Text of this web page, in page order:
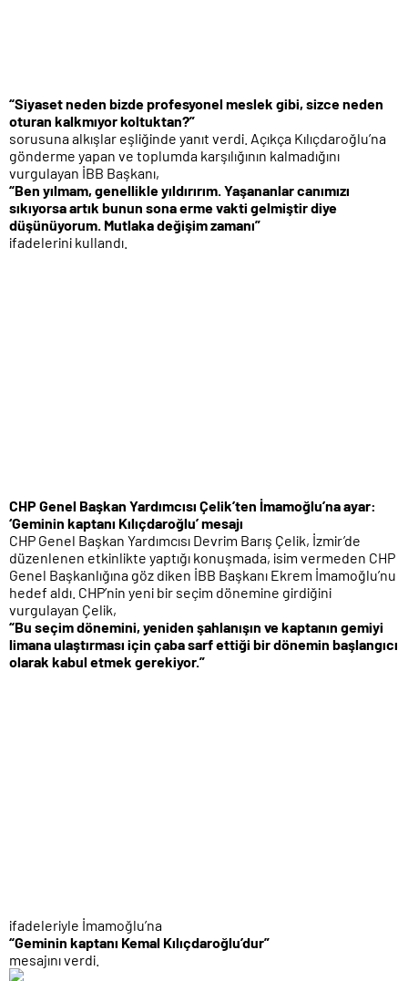
“Siyaset neden bizde profesyonel meslek gibi, sizce neden
oturan kalkmıyor koltuktan?”
sorusuna alkışlar eşliğinde yanıt verdi. Açıkça Kılıçdaroğlu’na
gönderme yapan ve toplumda karşılığının kalmadığını
vurgulayan İBB Başkanı,
“Ben yılmam, genellikle yıldırırım. Yaşananlar canımızı
sıkıyorsa artık bunun sona erme vakti gelmiştir diye
düşünüyorum. Mutlaka değişim zamanı”
ifadelerini kullandı.
CHP Genel Başkan Yardımcısı Çelik’ten İmamoğlu’na ayar:
‘Geminin kaptanı Kılıçdaroğlu’ mesajı
CHP Genel Başkan Yardımcısı Devrim Barış Çelik, İzmir’de
düzenlenen etkinlikte yaptığı konuşmada, isim vermeden CHP
Genel Başkanlığına göz diken İBB Başkanı Ekrem İmamoğlu’nu
hedef aldı. CHP’nin yeni bir seçim dönemine girdiğini
vurgulayan Çelik,
“Bu seçim dönemini, yeniden şahlanışın ve kaptanın gemiyi
limana ulaştırması için çaba sarf ettiği bir dönemin başlangıcı
olarak kabul etmek gerekiyor.”
ifadeleriyle İmamoğlu’na
“Geminin kaptanı Kemal Kılıçdaroğlu’dur”
mesajını verdi.